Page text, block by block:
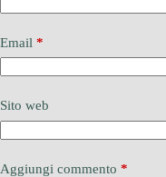
Email *
Sito web
Aggiungi commento *